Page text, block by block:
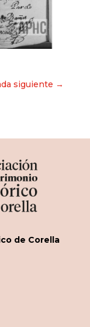
siguiente →
de Corella